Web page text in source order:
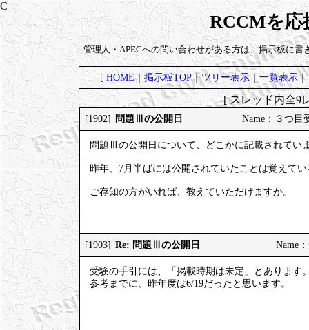
RCCMを応
管理人・APECへの問い合わせがある方は、掲示板に書
[HOME｜掲示板TOP｜ツリー表示｜一覧表示｜
[ スレッド内全
[1902] 問題Ⅲの公開日 Name：３つ目
問題Ⅲの公開日について、どこかに記載されてい
昨年、7月半ばには公開されていたことは覚えて
ご存知の方がいれば、教えていただけますか。
[1903] Re: 問題Ⅲの公開日 Name
受験の手引には、「掲載時期は未定」とあります
参考までに、昨年度は6/19だったと思います。